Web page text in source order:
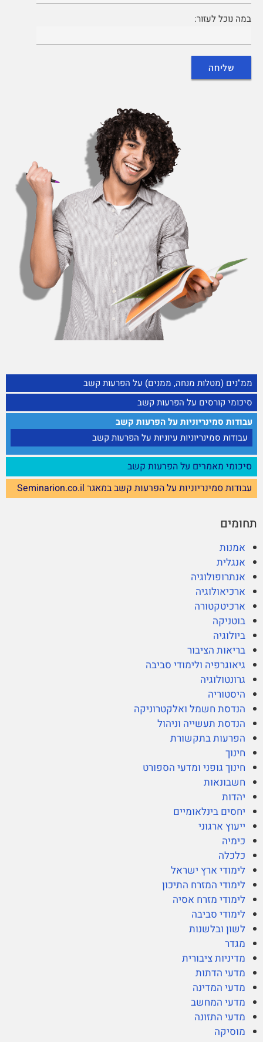
ממ"נים (מטלות מנחה, ממנים) על הפרעות קשב
סיכומי קורסים על הפרעות קשב
עבודות סמינריוניות על הפרעות קשב
עבודות סמינריוניות עיוניות על הפרעות קשב
סיכומי מאמרים על הפרעות קשב
עבודות סמינריוניות על הפרעות קשב במאגר Seminarion.co.il
תחומים
אמנות
אנגלית
אנתרופולוגיה
ארכיאולוגיה
ארכיטקטורה
בוטניקה
ביולוגיה
בריאות הציבור
גיאוגרפיה ולימודי סביבה
גרונטולוגיה
היסטוריה
הנדסת חשמל ואלקטרוניקה
הנדסת תעשייה וניהול
הפרעות בתקשורת
חינוך
חינוך גופני ומדעי הספורט
חשבונאות
יהדות
יחסים בינלאומיים
ייעוץ ארגוני
כימיה
כלכלה
לימודי ארץ ישראל
לימודי המזרח התיכון
לימודי מזרח אסיה
לימודי סביבה
לשון ובלשנות
מגדר
מדיניות ציבורית
מדעי הדתות
מדעי המדינה
מדעי המחשב
מדעי התזונה
מוסיקה
במה נוכל לעזור: